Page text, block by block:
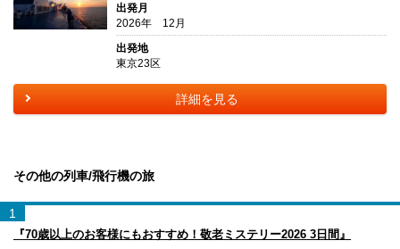
出発月
2026年 12月
出発地
東京23区
詳細を見る
その他の列車/飛行機の旅
1
『70歳以上のお客様にもおすすめ！敬老ミステリー2026 3日間』